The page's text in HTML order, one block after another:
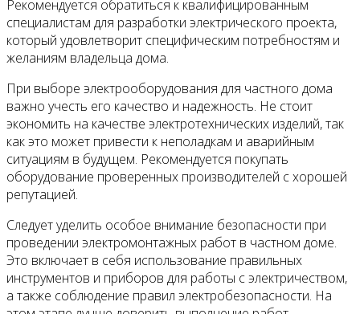
Рекомендуется обратиться к квалифицированным
специалистам для разработки электрического проекта,
который удовлетворит специфическим потребностям и
желаниям владельца дома.
При выборе электрооборудования для частного дома
важно учесть его качество и надежность. Не стоит
экономить на качестве электротехнических изделий, так
как это может привести к неполадкам и аварийным
ситуациям в будущем. Рекомендуется покупать
оборудование проверенных производителей с хорошей
репутацией.
Следует уделить особое внимание безопасности при
проведении электромонтажных работ в частном доме.
Это включает в себя использование правильных
инструментов и приборов для работы с электричеством,
а также соблюдение правил электробезопасности. На